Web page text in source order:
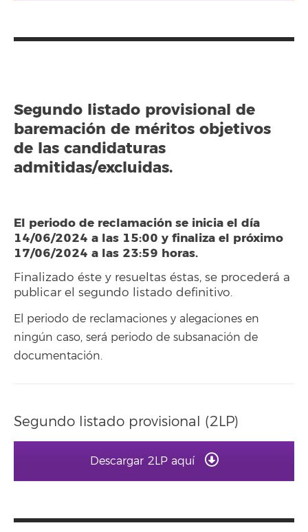
Segundo listado provisional de
baremación de méritos objetivos
de las candidaturas
admitidas/excluidas.
El periodo de reclamación se inicia el día
14/06/2024 a las 15:00 y finaliza el próximo
17/06/2024 a las 23:59 horas.
Finalizado éste y resueltas éstas, se procederá a
publicar el segundo listado definitivo.
El periodo de reclamaciones y alegaciones en
ningún caso, será periodo de subsanación de
documentación.
Segundo listado provisional (2LP)
Descargar 2LP aquí